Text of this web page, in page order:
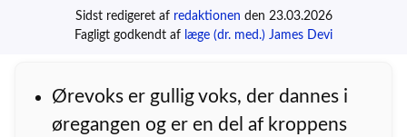
Sidst redigeret af redaktionen den 23.03.2026
Fagligt godkendt af læge (dr. med.) James Devi
Ørevoks er gullig voks, der dannes i
øregangen og er en del af kroppens